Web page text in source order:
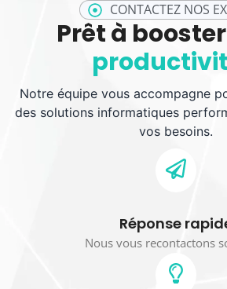
CONTACTEZ NOS
Prêt à
Notre équipe vous accompagne
des solutions informatiques
vos besoins.
Réponse
Nous vous recontactons